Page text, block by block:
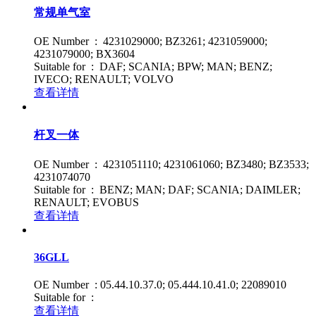
常规单气室
OE Number : 4231029000; BZ3261; 4231059000;
4231079000; BX3604
Suitable for : DAF; SCANIA; BPW; MAN; BENZ;
IVECO; RENAULT; VOLVO
查看详情
杆叉一体
OE Number : 4231051110; 4231061060; BZ3480; BZ3533;
4231074070
Suitable for : BENZ; MAN; DAF; SCANIA; DAIMLER;
RENAULT; EVOBUS
查看详情
36GLL
OE Number : 05.44.10.37.0; 05.444.10.41.0; 22089010
Suitable for :
查看详情